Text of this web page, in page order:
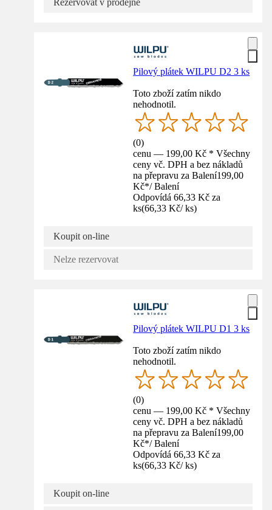
Rezervovat v prodejně
Pilový plátek WILPU D2 3 ks
Toto zboží zatím nikdo
nehodnotil.
(0)
cenu — 199,00 Kč * Všechny
ceny vč. DPH a bez nákladů
na přepravu za Balení199,00
Kč*/ Balení
Odpovídá 66,33 Kč za
ks(66,33 Kč/ ks)
Koupit on-line
Nelze rezervovat
Pilový plátek WILPU D1 3 ks
Toto zboží zatím nikdo
nehodnotil.
(0)
cenu — 199,00 Kč * Všechny
ceny vč. DPH a bez nákladů
na přepravu za Balení199,00
Kč*/ Balení
Odpovídá 66,33 Kč za
ks(66,33 Kč/ ks)
Koupit on-line